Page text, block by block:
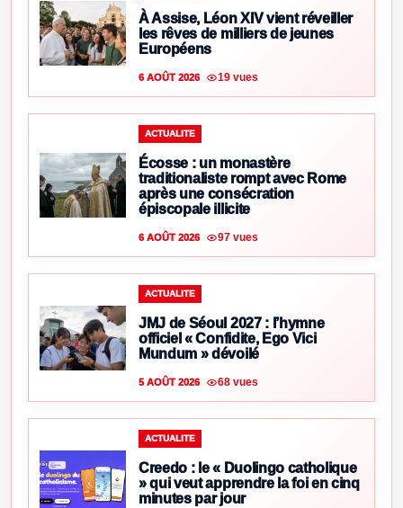
À Assise, Léon XIV vient réveiller
les rêves de milliers de jeunes
Européens
6 AOÛT 2026 19 vues
ACTUALITE
Écosse : un monastère
traditionaliste rompt avec Rome
après une consécration
épiscopale illicite
6 AOÛT 2026 97 vues
ACTUALITE
JMJ de Séoul 2027 : l’hymne
officiel « Confidite, Ego Vici
Mundum » dévoilé
5 AOÛT 2026 68 vues
ACTUALITE
Creedo : le « Duolingo catholique
» qui veut apprendre la foi en cinq
minutes par jour